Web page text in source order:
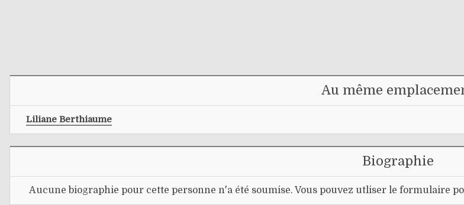
Au même
Liliane Berthiaume
Biographie
Aucune biographie pour cette personne n'a été soumise. Vous pouvez utliser le formulaire